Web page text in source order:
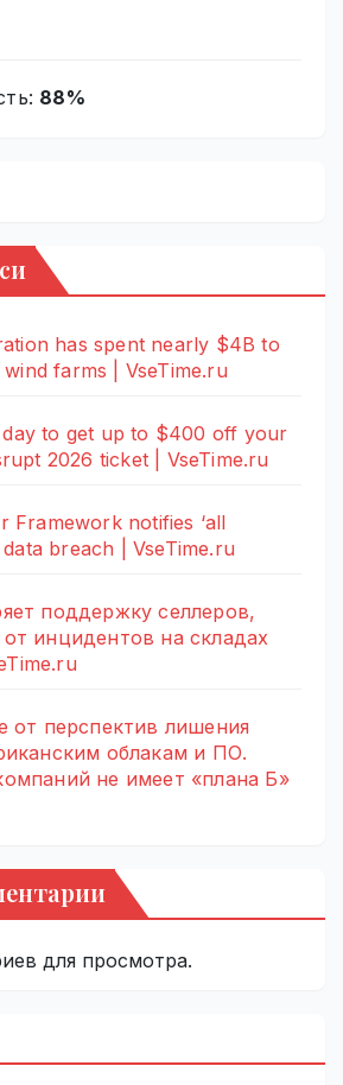
88%
has spent nearly $4B to
farms | VseTime.ru
day to get up to $400 off your
2026 ticket | VseTime.ru
Framework notifies ‘all
breach | VseTime.ru
поддержку селлеров,
инцидентов на складах
от перспектив лишения
облакам и ПО.
не имеет «плана Б»
для просмотра.